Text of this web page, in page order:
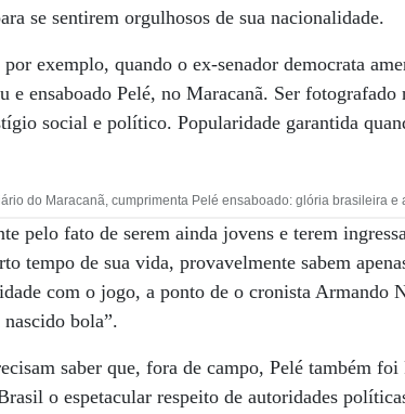
se sentirem orgulhosos de sua nacionalidade.
exemplo, quando o ex-senador democrata
ensaboado Pelé, no Maracanã. Ser fotografado
social e político. Popularidade garantida
do Maracanã, cumprimenta Pelé ensaboado: glória brasileira e
pelo fato de serem ainda jovens e terem
tempo de sua vida, provavelmente sabem
com o jogo, a ponto de o cronista Armando
bola”.
saber que, fora de campo, Pelé também
o espetacular respeito de autoridades